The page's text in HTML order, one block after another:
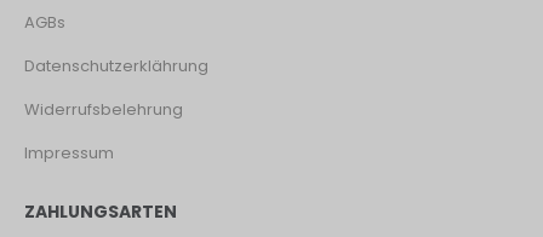
AGBs
Datenschutzerklährung
Widerrufsbelehrung
Impressum
ZAHLUNGSARTEN